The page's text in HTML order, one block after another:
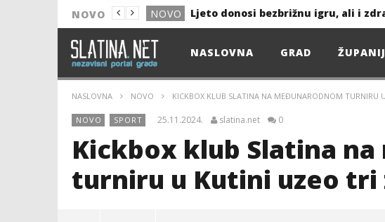
NOVO NOVO
NOVO
GRAD
GRAD
13. akcija DDK u 2026.
GRAD
Prekid isporuke plina
NASLOVNA GRAD
NASLOVNA NOVO KICKBOX KLUB SLATINA NA MEĐUNARODNOM TURNIRU
NOVO SPORT 25.11.2024. slatina.net 0
Kickbox klub Slatina
turniru u Kutini uzeo tri